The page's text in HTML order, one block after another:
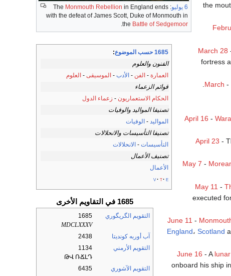
6 يوليو : The
Monmouth Rebellion in England ends
with the defeat of James Scott, Duke of Monmouth in
the Battle of Sedgemoor
1685 حسب الموضوع
:
الفنون والعلوم
العمارة - الفن - الأدب - الموسيقى - العلوم
قوائم الزعماء
الحكام الاستعماريون - زعماء الدول
تصنيفا المواليد والوفيات
المواليد - الوفيات
تصنيفا التأسيسات والانحلالات
التأسيسات - الانحلالات
تصنيف الأعمال
الأعمال
v t e
1685 في التقاويم الأخرى
التقويم الگريگوري
1685
MDCLXXXV
آب أوربه كونديتا
2438
التقويم الأرمني
1134
ԹՎ ՌՃԼԴ
التقويم الآشوري
6435
the
March 28
fortress
March -
April 16 -
April 23 -
May 7 -
May 11 -
executed
June 11 -
England، Scotland
June 16 - A
onboard his ship